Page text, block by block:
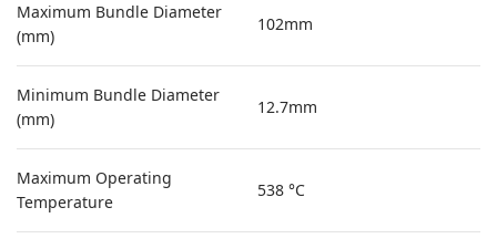
Maximum Bundle Diameter
(mm)
102mm
Minimum Bundle Diameter
(mm)
12.7mm
Maximum Operating
Temperature
538 °C